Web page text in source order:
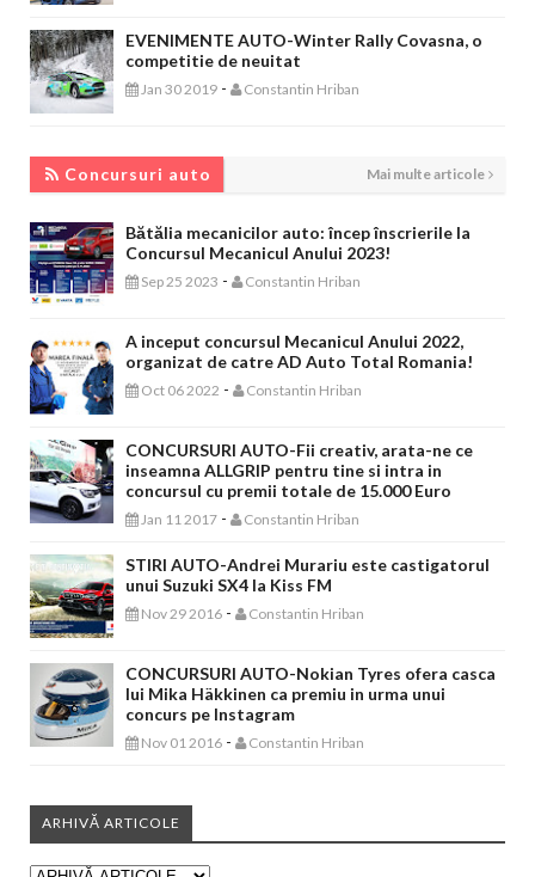
EVENIMENTE AUTO-Winter Rally Covasna, o
competitie de neuitat
Jan 30 2019 - Constantin Hriban
Concursuri auto Mai multe articole
Bătălia mecanicilor auto: încep înscrierile la
Concursul Mecanicul Anului 2023!
Sep 25 2023 - Constantin Hriban
A inceput concursul Mecanicul Anului 2022,
organizat de catre AD Auto Total Romania!
Oct 06 2022 - Constantin Hriban
CONCURSURI AUTO-Fii creativ, arata-ne ce
inseamna ALLGRIP pentru tine si intra in
concursul cu premii totale de 15.000 Euro
Jan 11 2017 - Constantin Hriban
STIRI AUTO-Andrei Murariu este castigatorul
unui Suzuki SX4 la Kiss FM
Nov 29 2016 - Constantin Hriban
CONCURSURI AUTO-Nokian Tyres ofera casca
lui Mika Häkkinen ca premiu in urma unui
concurs pe Instagram
Nov 01 2016 - Constantin Hriban
ARHIVĂ ARTICOLE